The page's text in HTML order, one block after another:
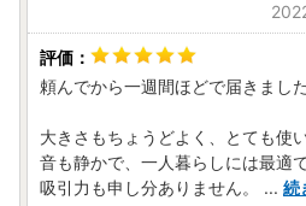
頼んでから一週間ほどで届きました
大きさもちょうどよく、とても使
音も静かで、一人暮らしには最適で
吸引力も申し分ありません。
... 続